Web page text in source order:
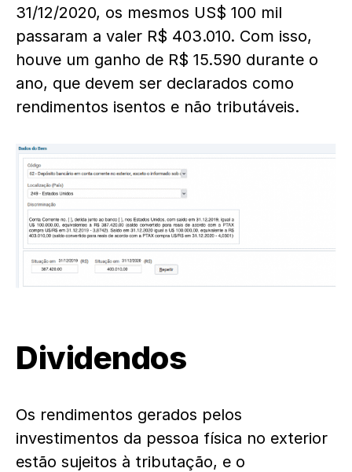
31/12/2020, os mesmos US$ 100 mil
passaram a valer R$ 403.010. Com isso,
houve um ganho de R$ 15.590 durante o
ano, que devem ser declarados como
rendimentos isentos e não tributáveis.
Dividendos
Os rendimentos gerados pelos
investimentos da pessoa física no exterior
estão sujeitos à tributação, e o